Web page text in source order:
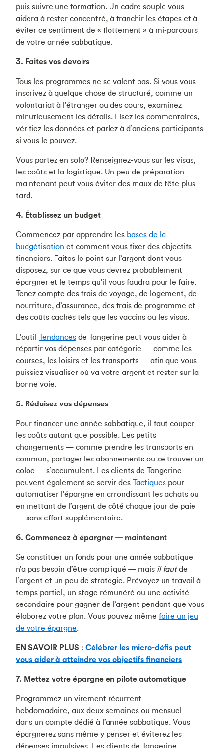
puis suivre une formation. Un cadre souple vous
aidera à rester concentré, à franchir les étapes et à
éviter ce sentiment de « flottement » à mi-parcours
de votre année sabbatique.
3. Faites vos devoirs
Tous les programmes ne se valent pas. Si vous vous
inscrivez à quelque chose de structuré, comme un
volontariat à l’étranger ou des cours, examinez
minutieusement les détails. Lisez les commentaires,
vérifiez les données et parlez à d’anciens participants
si vous le pouvez.
Vous partez en solo? Renseignez-vous sur les visas,
les coûts et la logistique. Un peu de préparation
maintenant peut vous éviter des maux de tête plus
tard.
4. Établissez un budget
Commencez par apprendre les bases de la
budgétisation et comment vous fixer des objectifs
financiers. Faites le point sur l’argent dont vous
disposez, sur ce que vous devrez probablement
épargner et le temps qu’il vous faudra pour le faire.
Tenez compte des frais de voyage, de logement, de
nourriture, d’assurance, des frais de programme et
des coûts cachés tels que les vaccins ou les visas.
L’outil Tendances de Tangerine peut vous aider à
répartir vos dépenses par catégorie — comme les
courses, les loisirs et les transports — afin que vous
puissiez visualiser où va votre argent et rester sur la
bonne voie.
5. Réduisez vos dépenses
Pour financer une année sabbatique, il faut couper
les coûts autant que possible. Les petits
changements — comme prendre les transports en
commun, partager les abonnements ou se trouver un
coloc — s’accumulent. Les clients de Tangerine
peuvent également se servir des Tactiques pour
automatiser l’épargne en arrondissant les achats ou
en mettant de l’argent de côté chaque jour de paie
— sans effort supplémentaire.
6. Commencez à épargner — maintenant
Se constituer un fonds pour une année sabbatique
n’a pas besoin d’être compliqué — mais il fautde
l’argent et un peu de stratégie. Prévoyez un travail à
temps partiel, un stage rémunéré ou une activité
secondaire pour gagner de l’argent pendant que vous
élaborez votre plan. Vous pouvez même faire un jeu
de votre épargne.
EN SAVOIR PLUS : Célébrer les micro-défis peut
vous aider à atteindre vos objectifs financiers
7. Mettez votre épargne en pilote automatique
Programmez un virement récurrent —
hebdomadaire, aux deux semaines ou mensuel —
dans un compte dédié à l’année sabbatique. Vous
épargnerez sans même y penser et éviterez les
dépenses impulsives. Les clients de Tangerine